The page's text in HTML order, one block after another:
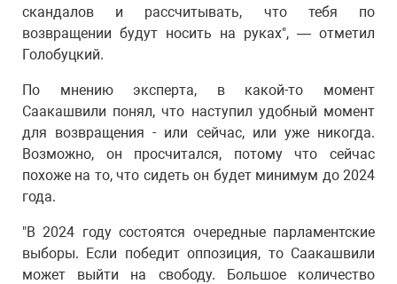
скандалов и рассчитывать, что тебя по
возвращении будут носить на руках", — отметил
Голобуцкий.
По мнению эксперта, в какой-то момент
Саакашвили понял, что наступил удобный момент
для возвращения - или сейчас, или уже никогда.
Возможно, он просчитался, потому что сейчас
похоже на то, что сидеть он будет минимум до 2024
года.
"В 2024 году состоятся очередные парламентские
выборы. Если победит оппозиция, то Саакашвили
может выйти на свободу. Большое количество